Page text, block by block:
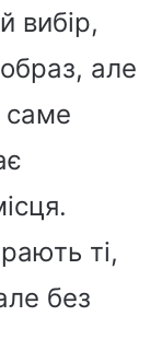
вибір,
але
саме
ті,
без